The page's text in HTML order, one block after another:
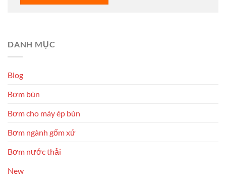
DANH MỤC
Blog
Bơm bùn
Bơm cho máy ép bùn
Bơm ngành gốm xứ
Bơm nước thải
New